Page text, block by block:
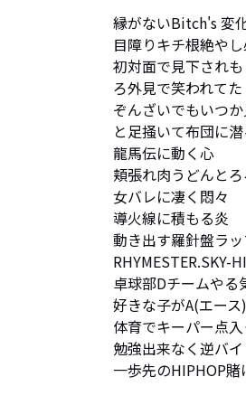
縁がないBitch's 変
目障りキチ根絶や
初対面で見下されも
ろ外見で笑われてた
ぞんざいでもいつ
と足掻いて布団に潜
龍馬伝に動く心
頬張れ肉うどんとろ
女バレに凄く悶々
導火線に積もる炎
動き出す羅針盤ラ
卓球部Dチームやる
好きな子がA(エー
体育でキーパー点
勉強出来なく逆バ
一歩先のHIPHOP